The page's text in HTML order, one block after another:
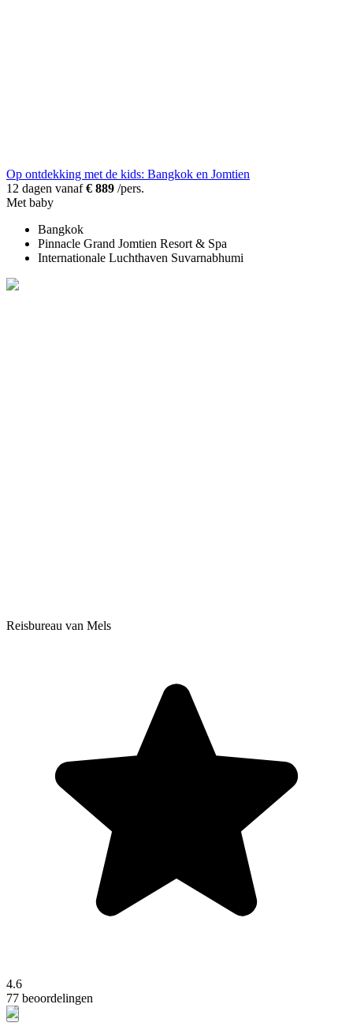
Op ontdekking met de kids: Bangkok en Jomtien
12 dagen vanaf€ 889 /pers.
Met baby
Bangkok
Pinnacle Grand Jomtien Resort & Spa
Internationale Luchthaven Suvarnabhumi
Reisbureau van Mels
4.6
77 beoordelingen